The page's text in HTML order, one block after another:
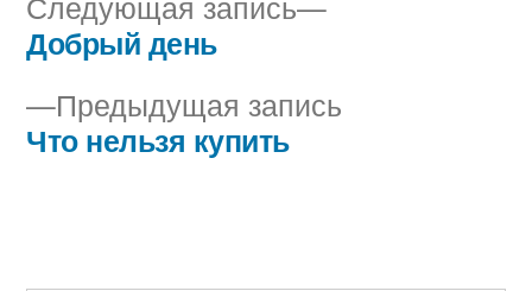
Навигация
по
записям
Предыдущая запись
Что нельзя купить
Добрый день